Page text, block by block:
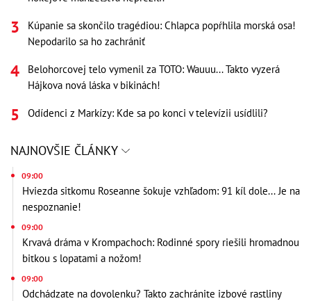
Kúpanie sa skončilo tragédiou: Chlapca popŕhlila morská osa!
Nepodarilo sa ho zachrániť
Belohorcovej telo vymenil za TOTO: Wauuu... Takto vyzerá
Hájkova nová láska v bikinách!
Odídenci z Markízy: Kde sa po konci v televízii usídlili?
NAJNOVŠIE ČLÁNKY
09:00
Hviezda sitkomu Roseanne šokuje vzhľadom: 91 kíl dole... Je na
nespoznanie!
09:00
Krvavá dráma v Krompachoch: Rodinné spory riešili hromadnou
bitkou s lopatami a nožom!
09:00
Odchádzate na dovolenku? Takto zachránite izbové rastliny